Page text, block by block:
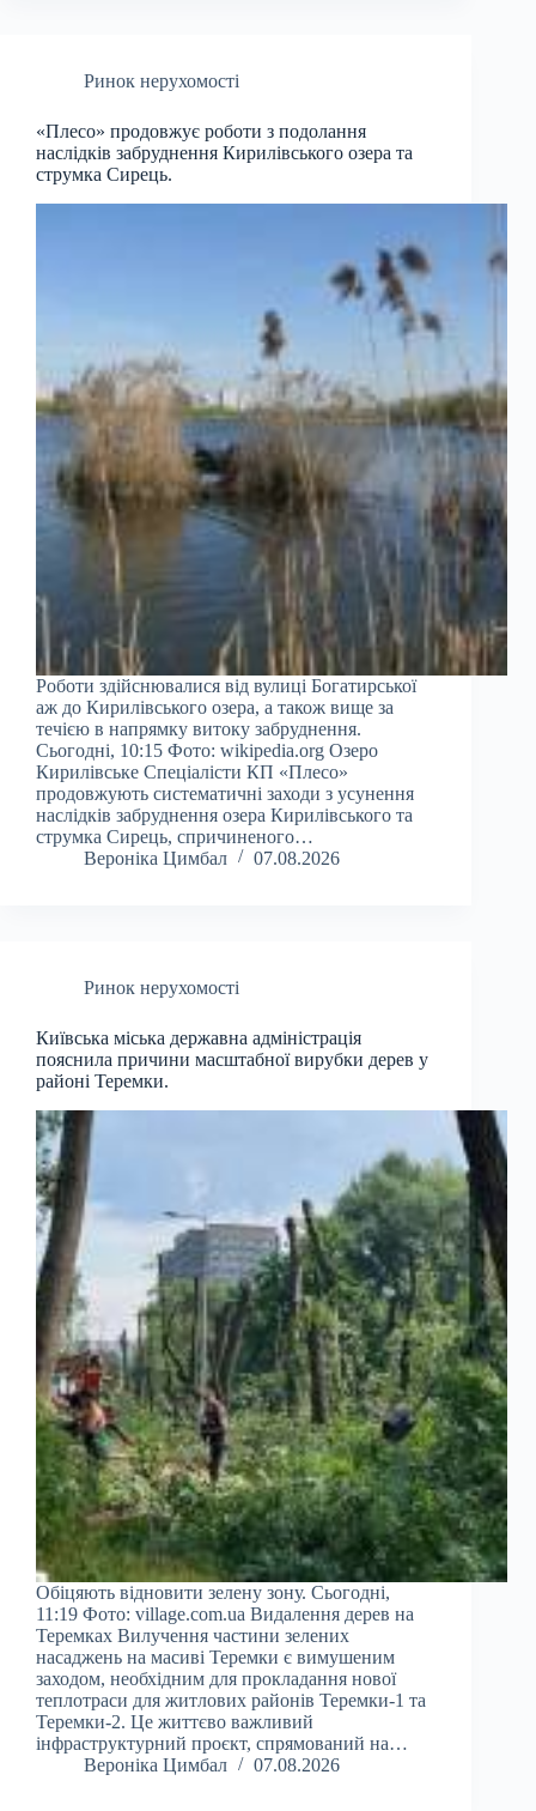
Ринок нерухомості
«Плесо» продовжує роботи з подолання
наслідків забруднення Кирилівського озера та
струмка Сирець.
Роботи здійснювалися від вулиці Богатирської
аж до Кирилівського озера, а також вище за
течією в напрямку витоку забруднення.
Сьогодні, 10:15 Фото: wikipedia.org Озеро
Кирилівське Спеціалісти КП «Плесо»
продовжують систематичні заходи з усунення
наслідків забруднення озера Кирилівського та
струмка Сирець, спричиненого…
Вероніка Цимбал
07.08.2026
Ринок нерухомості
Київська міська державна адміністрація
пояснила причини масштабної вирубки дерев у
районі Теремки.
Обіцяють відновити зелену зону. Сьогодні,
11:19 Фото: village.com.ua Видалення дерев на
Теремках Вилучення частини зелених
насаджень на масиві Теремки є вимушеним
заходом, необхідним для прокладання нової
теплотраси для житлових районів Теремки-1 та
Теремки-2. Це життєво важливий
інфраструктурний проєкт, спрямований на…
Вероніка Цимбал
07.08.2026